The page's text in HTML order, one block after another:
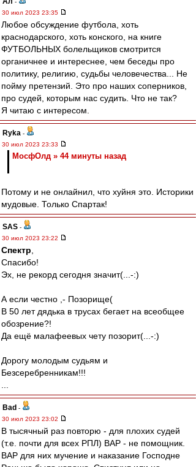
-
30 июл 2023 23:35
Любое обсуждение футбола, хоть
краснодарского, хоть конского, на книге
ФУТБОЛЬНЫХ болельщиков смотрится
органичнее и интереснее, чем беседы про
политику, религию, судьбы человечества... Не
пойму претензий. Это про наших соперников,
про судей, которым нас судить. Что не так?
Я читаю с интересом.
Ryka -
30 июл 2023 23:33
МосфОлд » 44 минуты назад
Потому и не онлайнил, что хуйня это. Историки
мудовые. Только Спартак!
SAS -
30 июл 2023 23:22
Спектр
Спасибо!
Эх, не рекорд сегодня значит(...-:)
А если честно ,- Позорище(
В 50 лет дядька в трусах бегает на всеобщее
обозрение?!
Да ещё малафеевых чету позорит(...-:)
Дорогу молодым судьям и
Безсеребренникам!!!
Bad -
30 июл 2023 23:02
В тысячный раз повторю - для плохих судей
(т.е. почти для всех РПЛ) ВАР - не помощник.
ВАР для них мучение и наказание Господне